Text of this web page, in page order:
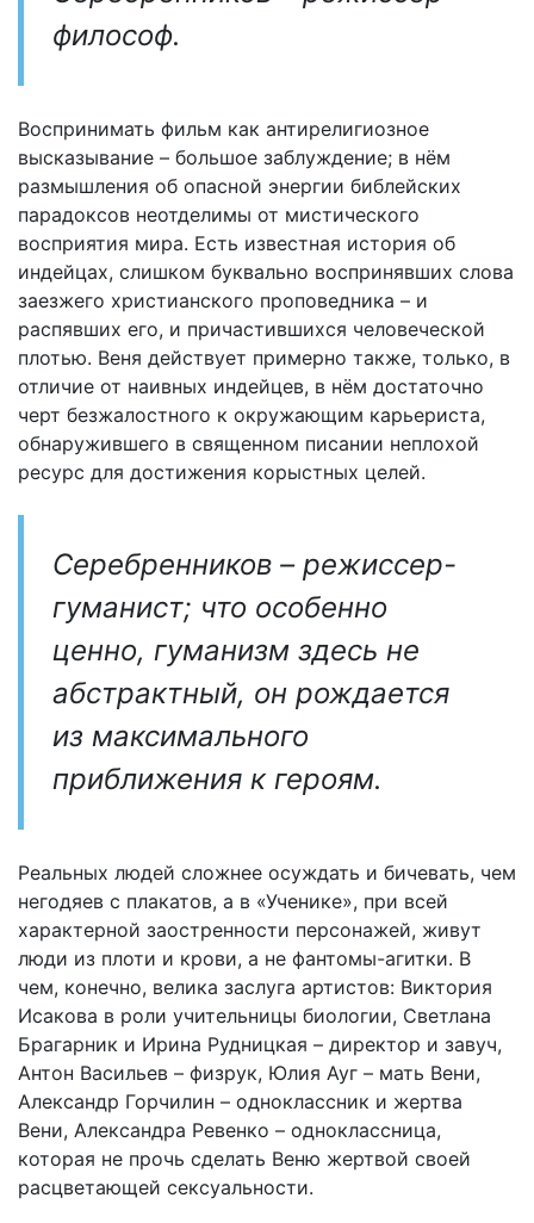
философ.
Воспринимать фильм как антирелигиозное
высказывание – большое заблуждение; в нём
размышления об опасной энергии библейских
парадоксов неотделимы от мистического
восприятия мира. Есть известная история об
индейцах, слишком буквально воспринявших слова
заезжего христианского проповедника – и
распявших его, и причастившихся человеческой
плотью. Веня действует примерно также, только, в
отличие от наивных индейцев, в нём достаточно
черт безжалостного к окружающим карьериста,
обнаружившего в священном писании неплохой
ресурс для достижения корыстных целей.
Серебренников – режиссер-
гуманист; что особенно
ценно, гуманизм здесь не
абстрактный, он рождается
из максимального
приближения к героям.
Реальных людей сложнее осуждать и бичевать, чем
негодяев с плакатов, а в «Ученике», при всей
характерной заостренности персонажей, живут
люди из плоти и крови, а не фантомы-агитки. В
чем, конечно, велика заслуга артистов: Виктория
Исакова в роли учительницы биологии, Светлана
Брагарник и Ирина Рудницкая – директор и завуч,
Антон Васильев – физрук, Юлия Ауг – мать Вени,
Александр Горчилин – одноклассник и жертва
Вени, Александра Ревенко – одноклассница,
которая не прочь сделать Веню жертвой своей
расцветающей сексуальности.